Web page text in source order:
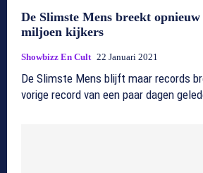
De Slimste Mens breekt
miljoen kijkers
Showbizz En Cult 22 Januari 2021
De Slimste Mens blijft maar records
vorige record van een paar dagen